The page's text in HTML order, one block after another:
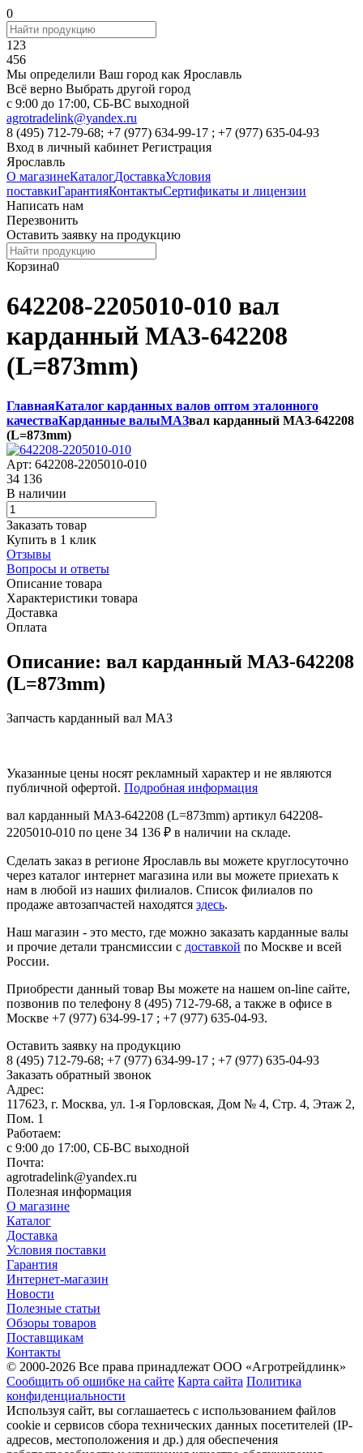
0
123
456
Мы определили Ваш город как Ярославль
Всё верно Выбрать другой город
c 9:00 до 17:00, СБ-ВС выходной
agrotradelink@yandex.ru
8 (495) 712-79-68; +7 (977) 634-99-17 ; +7 (977) 635-04-93
Вход в личный кабинет Регистрация
Ярославль
О магазинеКаталогДоставкаУсловия
поставкиГарантияКонтактыСертификаты и лицензии
Написать нам
Перезвонить
Оставить заявку на продукцию
Корзина0
642208-2205010-010 вал
карданный МАЗ-642208
(L=873mm)
ГлавнаяКаталог карданных валов оптом эталонного
качестваКарданные валыМАЗвал карданный МАЗ-642208
(L=873mm)
Арт: 642208-2205010-010
34 136
В наличии
Заказать товар
Купить в 1 клик
Отзывы
Вопросы и ответы
Описание товара
Характеристики товара
Доставка
Оплата
Описание: вал карданный МАЗ-642208
(L=873mm)
Запчасть карданный вал МАЗ
Указанные цены носят рекламный характер и не являются
публичной офертой. Подробная информация
вал карданный МАЗ-642208 (L=873mm) артикул 642208-
2205010-010 по цене 34 136 ₽ в наличии на складе.
Сделать заказ в регионе Ярославль вы можете круглосуточно
через каталог интернет магазина или вы можете приехать к
нам в любой из наших филиалов. Список филиалов по
продаже автозапчастей находятся здесь.
Наш магазин - это место, где можно заказать карданные валы
и прочие детали трансмиссии с доставкой по Москве и всей
России.
Приобрести данный товар Вы можете на нашем on-line сайте,
позвонив по телефону 8 (495) 712-79-68, а также в офисе в
Москве +7 (977) 634-99-17 ; +7 (977) 635-04-93.
Оставить заявку на продукцию
8 (495) 712-79-68; +7 (977) 634-99-17 ; +7 (977) 635-04-93
Заказать обратный звонок
Адрес:
117623, г. Москва, ул. 1-я Горловская, Дом № 4, Стр. 4, Этаж 2,
Пом. 1
Работаем:
c 9:00 до 17:00, СБ-ВС выходной
Почта:
agrotradelink@yandex.ru
Полезная информация
О магазине
Каталог
Доставка
Условия поставки
Гарантия
Интернет-магазин
Новости
Полезные статьи
Обзоры товаров
Поставщикам
Контакты
© 2000-2026 Все права принадлежат ООО «Агротрейдлинк»
Сообщить об ошибке на сайте Карта сайта Политика
конфиденциальности
Используя сайт, вы соглашаетесь с использованием файлов
cookie и сервисов сбора технических данных посетителей (IP-
адресов, местоположения и др.) для обеспечения